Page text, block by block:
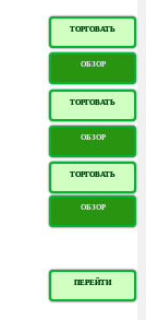
ТОРГОВАТЬ
ОБЗОР
ТОРГОВАТЬ
ОБЗОР
ТОРГОВАТЬ
ОБЗОР
ПЕРЕЙТИ